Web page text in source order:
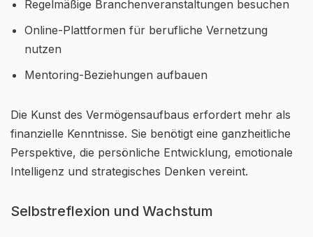
Regelmäßige Branchenveranstaltungen besuchen
Online-Plattformen für berufliche Vernetzung
nutzen
Mentoring-Beziehungen aufbauen
Die Kunst des Vermögensaufbaus erfordert mehr als
finanzielle Kenntnisse. Sie benötigt eine ganzheitliche
Perspektive, die persönliche Entwicklung, emotionale
Intelligenz und strategisches Denken vereint.
Selbstreflexion und Wachstum